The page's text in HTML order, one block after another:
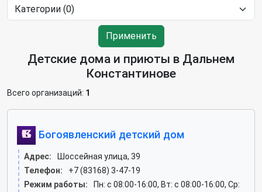
Применить
Детские дома и приюты в Дальнем
Константинове
Всего организаций: 1
Богоявленский детский дом
Адрес:
Шоссейная улица, 39
Телефон:
+7 (83168) 3-47-19
Режим работы:
Пн: c 08:00-16:00, Вт: c 08:00-16:00, Ср: